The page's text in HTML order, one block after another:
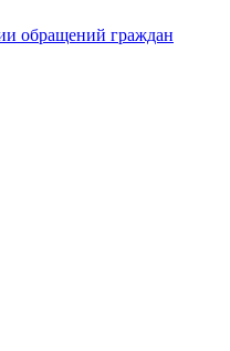
обращений граждан